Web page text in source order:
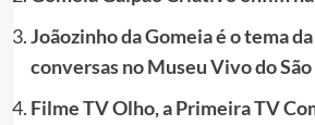
Joãozinho da Gomeia é o tema
conversas no Museu Vivo do
Filme TV Olho, a Primeira TV